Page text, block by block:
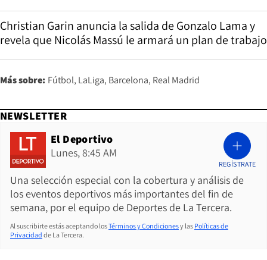
Christian Garin anuncia la salida de Gonzalo Lama y
revela que Nicolás Massú le armará un plan de trabajo
Más sobre: Fútbol LaLiga Barcelona Real Madrid
NEWSLETTER
El Deportivo
Lunes, 8:45 AM
Una selección especial con la cobertura y análisis de
los eventos deportivos más importantes del fin de
semana, por el equipo de Deportes de La Tercera.
REGÍSTRATE
Al suscribirte estás aceptando losTérminos y Condicionesy las Políticas de
Privacidad de La Tercera.